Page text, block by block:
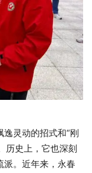
灵动的招式和“刚
历史上，它也深刻
派。近年来，永春